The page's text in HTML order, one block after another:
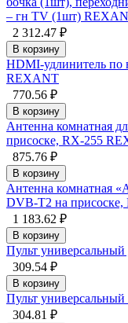
– гн TV (1шт)
2 312.47 ₽
В корзину
HDMI-удлинитель по
REXANT
770.56 ₽
В корзину
Антенна комнатная
присоске, RX-255
875.76 ₽
В корзину
Антенна комнатная
DVB-T2 на
1 183.62 ₽
В корзину
Пульт
309.54 ₽
В корзину
Пульт
304.81 ₽